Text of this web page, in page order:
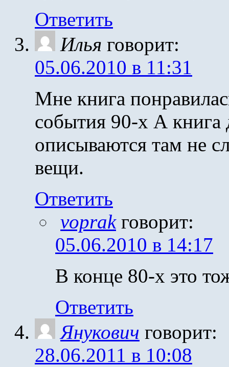
Ответить
Илья говорит:
05.06.2010 в 11:31
Мне книга
события 90-х А книга
описываются там не
вещи.
Ответить
voprak говорит:
05.06.2010 в 14:17
В конце 80-х это
Ответить
Янукович говорит:
28.06.2011 в 10:08